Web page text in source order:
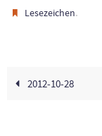
Lesezeichen.
2012-10-28